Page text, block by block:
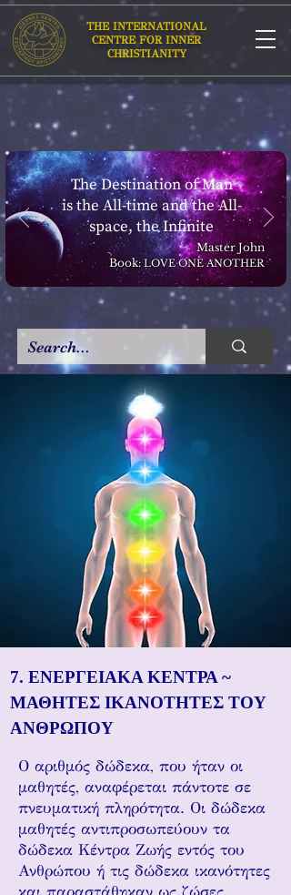
THE INTERNATIONAL
CENTRE FOR INNER
CHRISTIANITY
The Destination of Man
is the All-time and the All-
space, the Infinite
Master John
Book: LOVE ONE ANOTHER
7. ΕΝΕΡΓΕΙΑΚΑ ΚΕΝΤΡΑ ~
ΜΑΘΗΤΕΣ ΙΚΑΝΟΤΗΤΕΣ ΤΟΥ
ΑΝΘΡΩΠΟΥ
Ο αριθμός δώδεκα, που ήταν οι
μαθητές, αναφέρεται πάντοτε σε
πνευματική πληρότητα. Οι δώδεκα
μαθητές αντιπροσωπεύουν τα
δώδεκα Κέντρα Ζωής εντός του
Ανθρώπου ή τις δώδεκα ικανότητες